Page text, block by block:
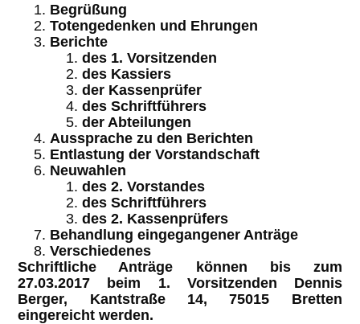
Begrüßung
Totengedenken und Ehrungen
Berichte
des 1. Vorsitzenden
des Kassiers
der Kassenprüfer
des Schriftführers
der Abteilungen
Aussprache zu den Berichten
Entlastung der Vorstandschaft
Neuwahlen
des 2. Vorstandes
des Schriftführers
des 2. Kassenprüfers
Behandlung eingegangener Anträge
Verschiedenes
Schriftliche Anträge können bis zum
27.03.2017 beim 1. Vorsitzenden Dennis
Berger, Kantstraße 14, 75015 Bretten
eingereicht werden.